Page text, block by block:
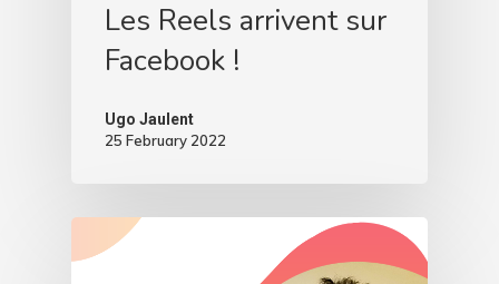
Les Reels arrivent sur
Facebook !
Ugo Jaulent
25 February 2022